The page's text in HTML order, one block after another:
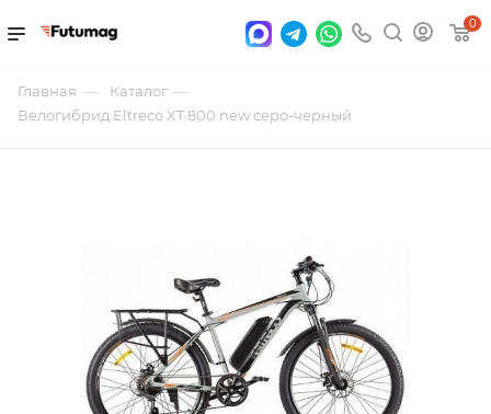
0
Главная — Каталог —
Велогибрид Eltreco XT 800 new серо-черный